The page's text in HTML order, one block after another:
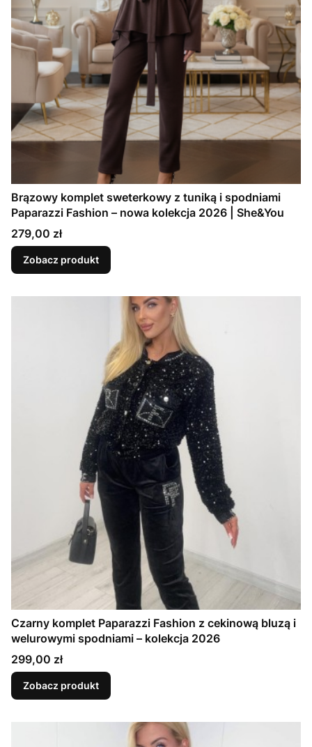
Brązowy komplet sweterkowy z tuniką i spodniami
Paparazzi Fashion – nowa kolekcja 2026 | She&You
Cena
279,00 zł
Zobacz produkt
Czarny komplet Paparazzi Fashion z cekinową bluzą i
welurowymi spodniami – kolekcja 2026
Cena
299,00 zł
Zobacz produkt